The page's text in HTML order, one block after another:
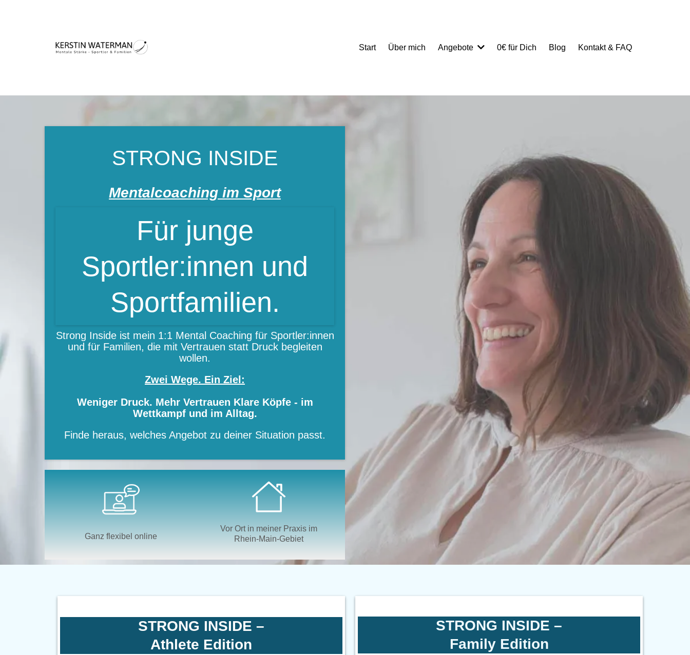
Start Über mich Angebote 0€ für Dich Blog Kontakt & FAQ
STRONG INSIDE
Mentalcoaching im Sport
Für junge
Sportler:innen und
Sportfamilien.
Strong Inside ist mein 1:1 Mental Coaching für Sportler:innen
und für Familien, die mit Vertrauen statt Druck begleiten
wollen.
Zwei Wege. Ein Ziel:
Weniger Druck. Mehr Vertrauen Klare Köpfe - im
Wettkampf und im Alltag.
Finde heraus, welches Angebot zu deiner Situation passt.
Ganz flexibel online
Vor Ort in meiner Praxis im
Rhein-Main-Gebiet
STRONG INSIDE –
Athlete Edition
STRONG INSIDE –
Family Edition